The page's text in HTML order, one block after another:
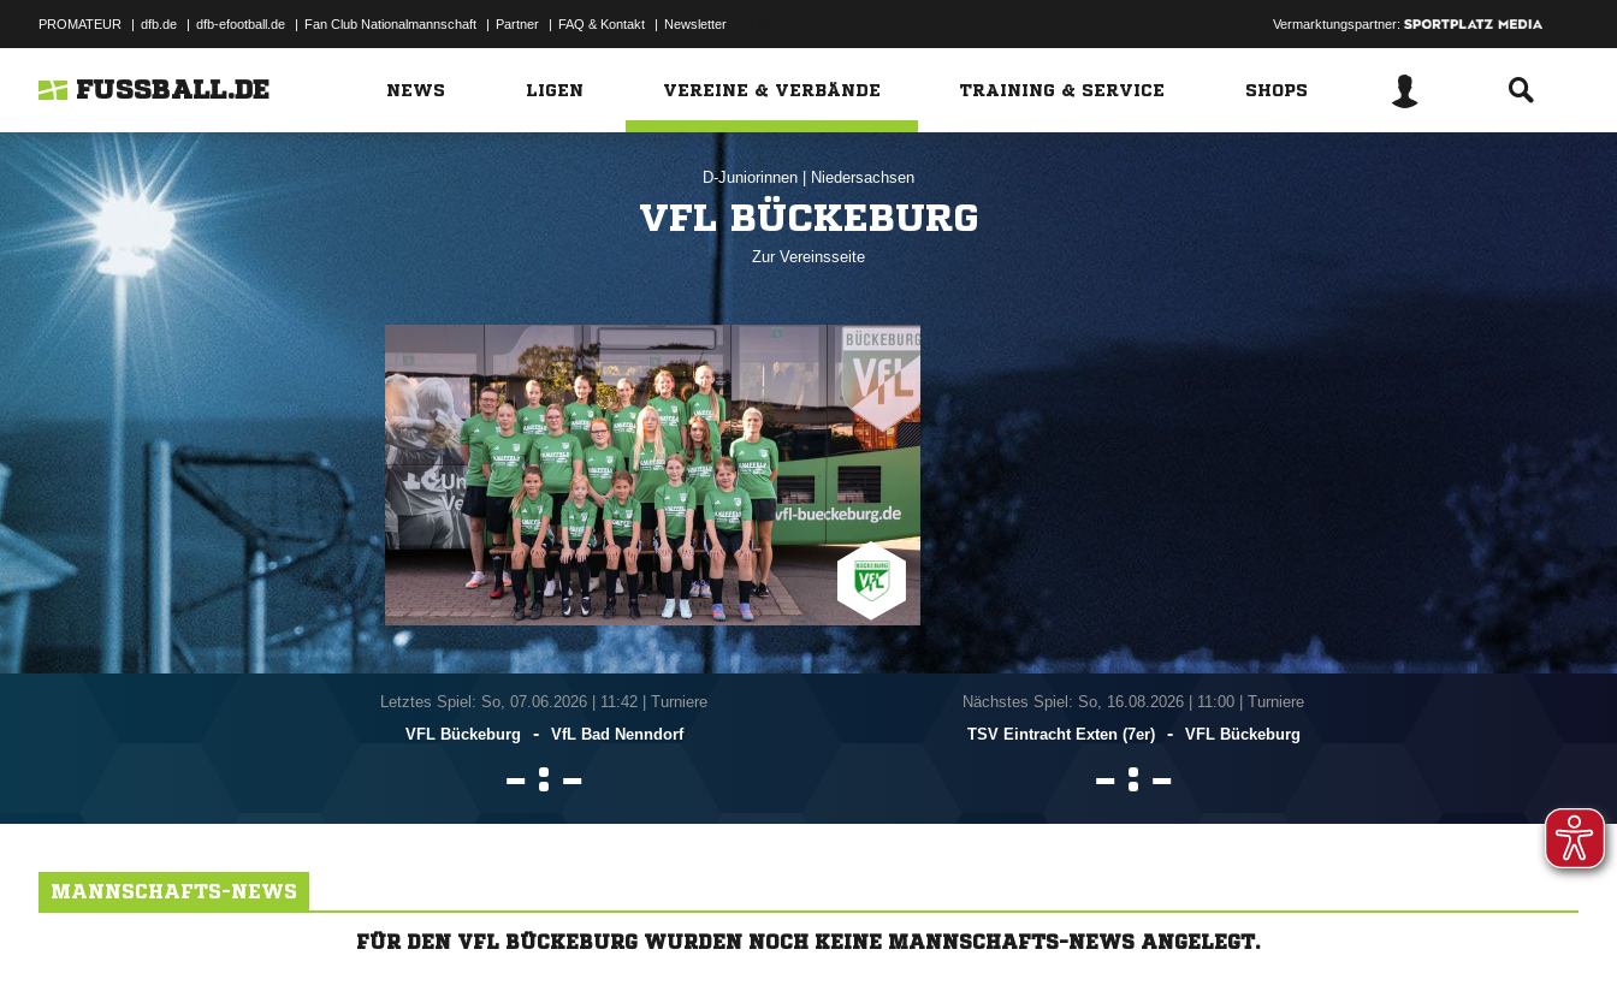
PROMATEUR | dfb.de | dfb-efootball.de | Fan Club Nationalmannschaft | Partner | FAQ & Kontakt | Newsletter Vermarktungspartner:
FUSSBALL.DE NEWS LIGEN VEREINE & VERBÄNDE TRAINING & SERVICE SHOPS
D-Juniorinnen Niedersachsen
VFL BÜCKEBURG
Zur Vereinsseite
Letztes Spiel: So, 07.06.2026
11:42 | Turniere
VFL Bückeburg
- VfL Bad Nenndorf
 : 
Nächstes Spiel: So, 16.08.2026
11:00 | Turniere
TSV Eintracht Exten (7er)
- VFL Bückeburg
 : 
MANNSCHAFTS-NEWS
FÜR DEN VFL BÜCKEBURG WURDEN NOCH KEINE MANNSCHAFTS-NEWS ANGELEGT.